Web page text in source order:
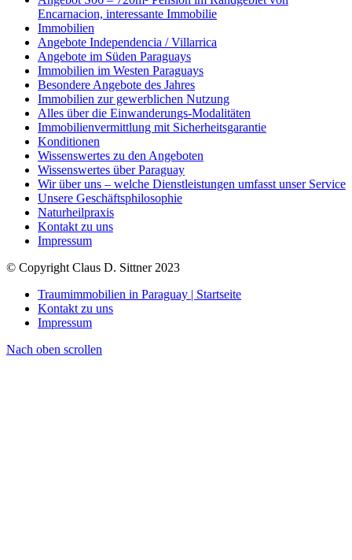
Encarnacion, interessante Immobilie
Immobilien
Angebote Independencia / Villarrica
Angebote im Süden Paraguays
Immobilien im Westen Paraguays
Besondere Angebote des Jahres
Immobilien zur gewerblichen Nutzung
Alles über die Einwanderungs-Modalitäten
Immobilienvermittlung mit Sicherheitsgarantie
Konditionen
Wissenswertes zu den Angeboten
Wissenswertes über Paraguay
Wir über uns – welche Dienstleistungen umfasst unser Service
Unsere Geschäftsphilosophie
Naturheilpraxis
Kontakt zu uns
Impressum
© Copyright Claus D. Sittner 2023
Traumimmobilien in Paraguay | Startseite
Kontakt zu uns
Impressum
Nach oben scrollen